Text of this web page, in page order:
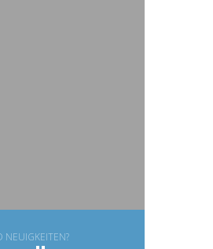
NEUIGKEITEN?